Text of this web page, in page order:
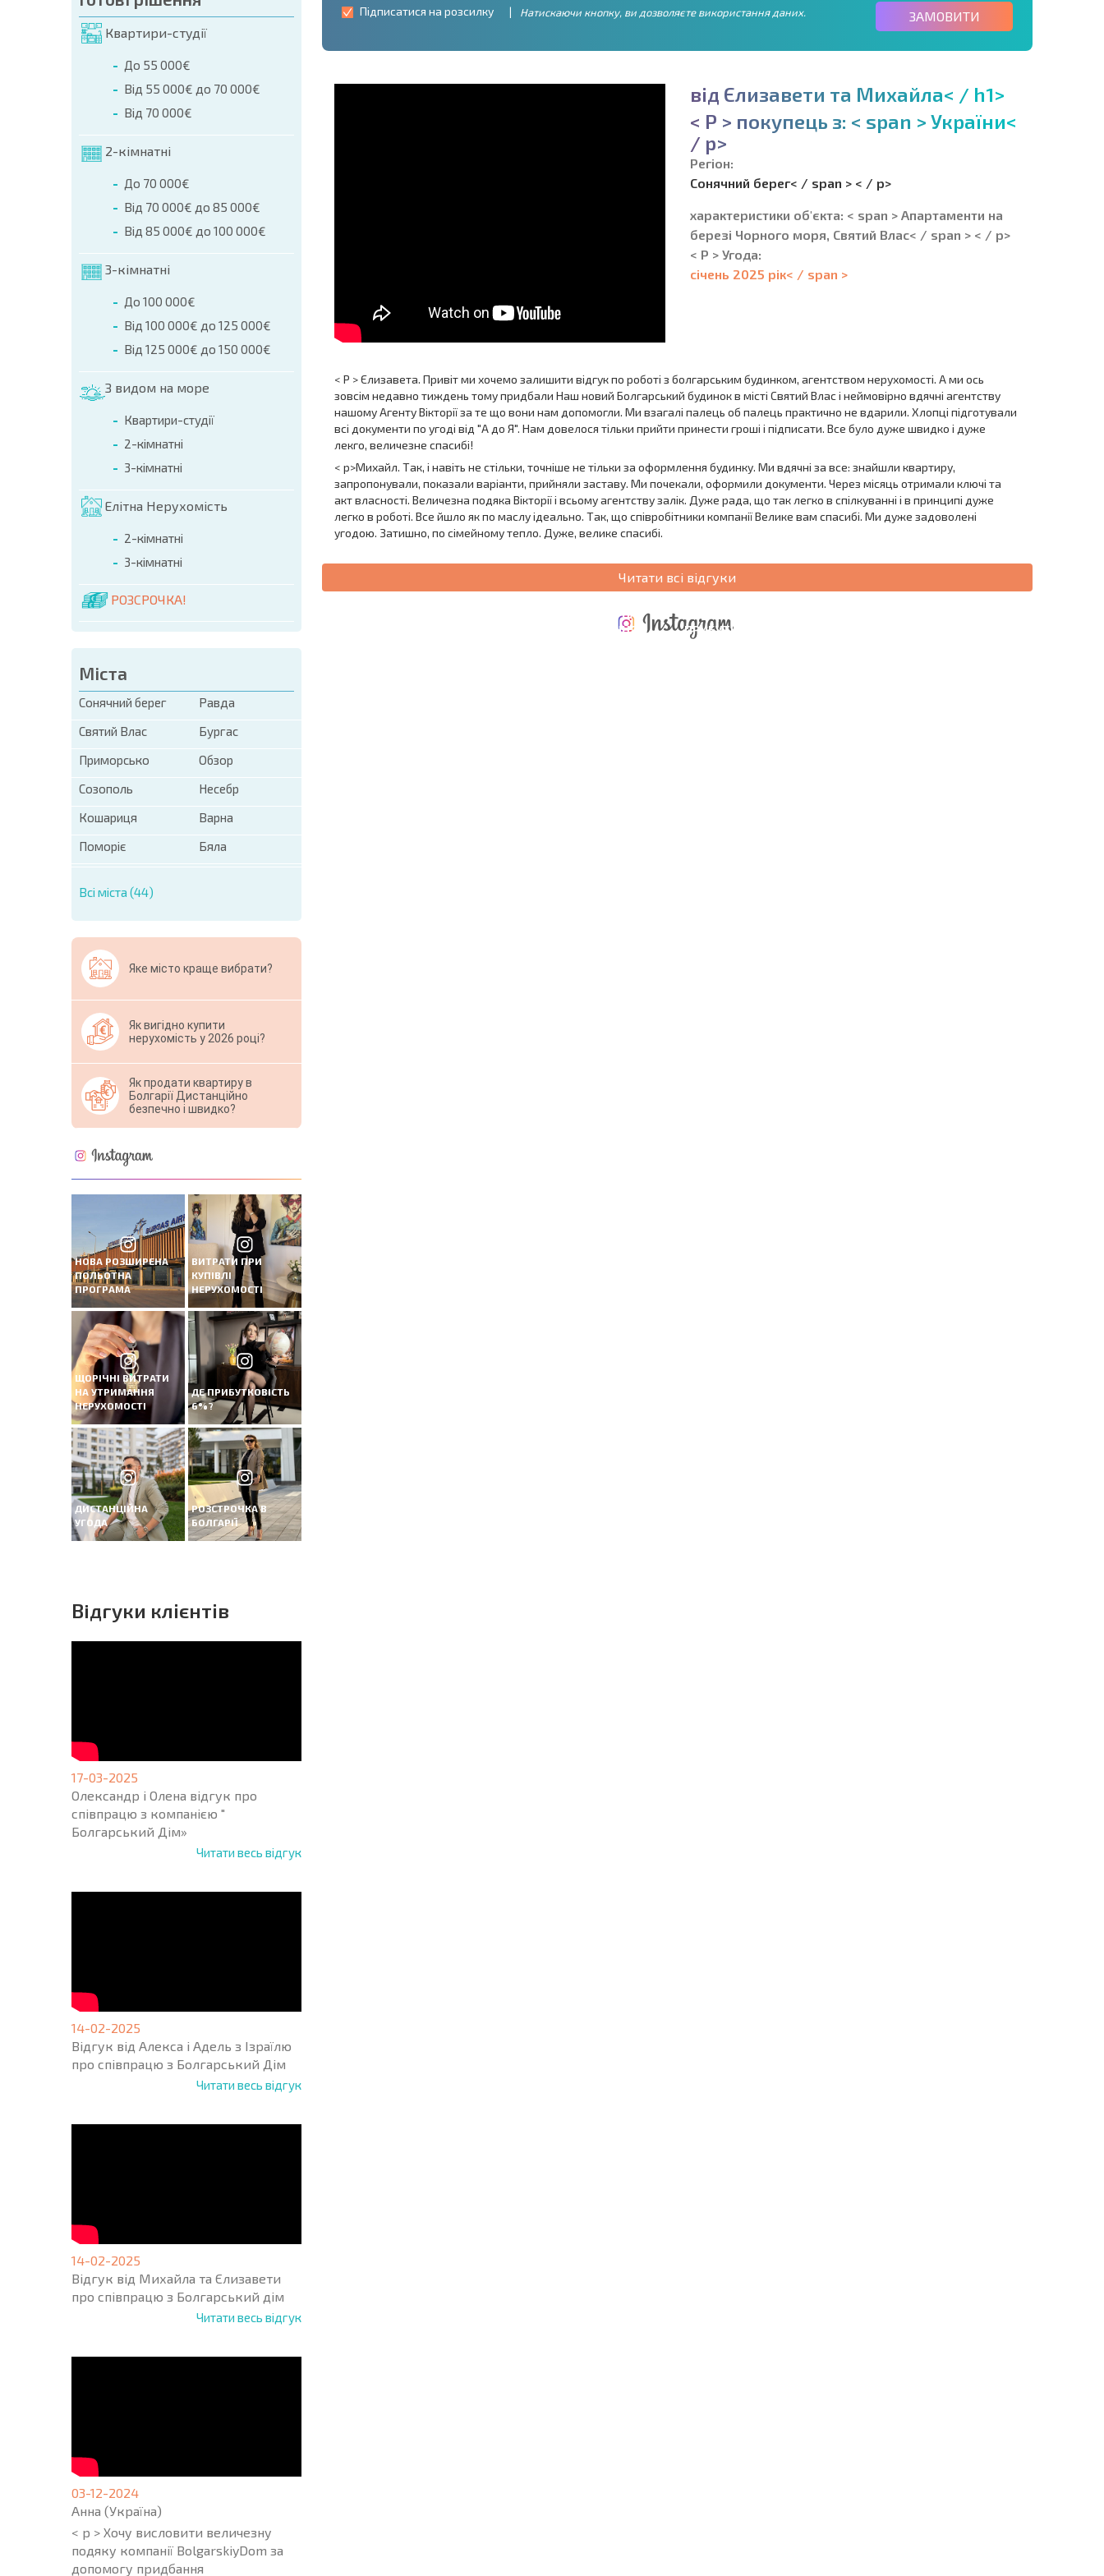
Квартири-студії
До 55 000€
Від 55 000€ до 70 000€
Від 70 000€
2-кімнатні
До 70 000€
Від 70 000€ до 85 000€
Від 85 000€ до 100 000€
3-кімнатні
До 100 000€
Від 100 000€ до 125 000€
Від 125 000€ до 150 000€
З видом на море
Квартири-студії
2-кімнатні
3-кімнатні
Елітна Нерухомість
2-кімнатні
3-кімнатні
РОЗСРОЧКА!
Міста
Сонячний берег
Равда
Святий Влас
Бургас
Приморсько
Обзор
Созополь
Несебр
Кошариця
Варна
Поморіє
Бяла
Всі міста (44)
Яке місто краще вибрати?
Як вигідно купити
нерухомість у 2026 році?
Як продати квартиру в
Болгарії Дистанційно
безпечно і швидко?
НОВА РОЗШИРЕНА
ПОЛЬОТНА
ПРОГРАМА
ВИТРАТИ ПРИ
КУПІВЛІ
НЕРУХОМОСТІ
ЩОРІЧНІ ВИТРАТИ
НА УТРИМАННЯ
НЕРУХОМОСТІ
ДЕ ПРИБУТКОВІСТЬ
6%?
ДИСТАНЦІЙНА
УГОДА
РОЗСТРОЧКА В
БОЛГАРІЇ
Вiдгуки клієнтів
17-03-2025
Олександр і Олена відгук про
співпрацю з компанією "
Болгарський Дім»
Читати весь відгук
14-02-2025
Відгук від Алекса і Адель з Ізраїлю
про співпрацю з Болгарський Дім
Читати весь відгук
14-02-2025
Відгук від Михайла та Єлизавети
про співпрацю з Болгарський дім
Читати весь відгук
03-12-2024
Анна (Україна)
< p > Хочу висловити величезну
подяку компанії BolgarskiyDom за
допомогу придбання
Підписатися на розсилку Натискаючи кнопку, ви дозволяєте використання даних. ЗАМОВИТИ
від Єлизавети та Михайла< / h1>
< P > покупець з: < span > України<
/ p>
Регіон:
Сонячний берег< / span > < / p>
характеристики об'єкта: < span > Апартаменти на
березі Чорного моря, Святий Влас< / span > < / p>
< P > Угода:
січень 2025 рік< / span >
< P > Єлизавета. Привіт ми хочемо залишити відгук по роботі з болгарським будинком, агентством нерухомості. А ми ось
зовсім недавно тиждень тому придбали Наш новий Болгарський будинок в місті Святий Влас і неймовірно вдячні агентству
нашому Агенту Вікторії за те що вони нам допомогли. Ми взагалі палець об палець практично не вдарили. Хлопці підготували
всі документи по угоді від "A до Я". Нам довелося тільки прийти принести гроші і підписати. Все було дуже швидко і дуже
лекго, величезне спасибі!
< p>Михайл. Так, і навіть не стільки, точніше не тільки за оформлення будинку. Ми вдячні за все: знайшли квартиру,
запропонували, показали варіанти, прийняли заставу. Ми почекали, оформили документи. Через місяць отримали ключі та
акт власності. Величезна подяка Вікторії і всьому агентству залік. Дуже рада, що так легко в спілкуванні і в принципі дуже
легко в роботі. Все йшло як по маслу ідеально. Так, що співробітники компанії Велике вам спасибі. Ми дуже задоволені
угодою. Затишно, по сімейному тепло. Дуже, велике спасибі.
Читати всі відгуки
ВИТРАТИ НА
УТРИМАННЯ
ПРИБУТКОВІСТЬ